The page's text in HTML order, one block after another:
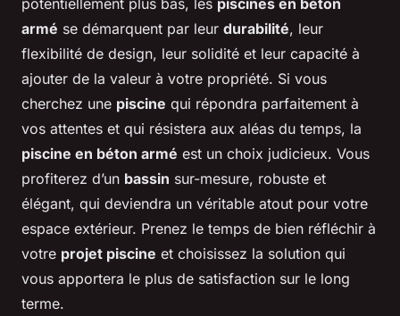
armé se démarquent par leur durabilité, leur
flexibilité de design, leur solidité et leur capacité à
ajouter de la valeur à votre propriété. Si vous
cherchez une piscine qui répondra parfaitement à
vos attentes et qui résistera aux aléas du temps, la
piscine en béton armé est un choix judicieux. Vous
profiterez d’un bassin sur-mesure, robuste et
élégant, qui deviendra un véritable atout pour votre
espace extérieur. Prenez le temps de bien réfléchir à
votre projet piscine et choisissez la solution qui
vous apportera le plus de satisfaction sur le long
terme.